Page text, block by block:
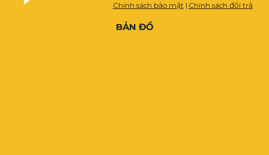
Chính sách bảo mật | Chính sách đổi trả
BẢN ĐỒ